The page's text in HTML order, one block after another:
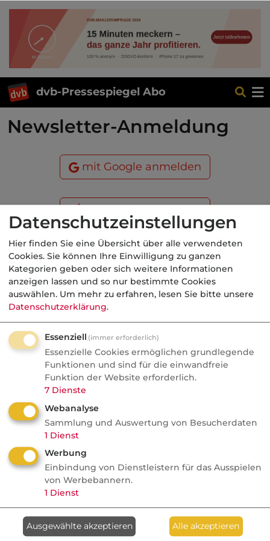
dvb-Pressespiegel Abo
Newsletter-Anmeldung
mit Google anmelden
mit Apple anmelden
oder
Newsletter dvb-Pressespiegel
inkl. Sonderausgabe (Produktinformationen aus der Branche)
Versicherungen (Beispiel)
Wirtschaft & Finanzen
Ich möchte eine Einladung zu der
jährlichen
Ich bin mit denAGB einverstanden und
Datenschutzeinstellungen
Hier finden Sie eine Übersicht über alle verwendeten
Cookies. Sie können Ihre Einwilligung zu ganzen
Kategorien geben oder sich weitere Informationen
anzeigen lassen und so nur bestimmte Cookies
auswählen. Um mehr zu erfahren, lesen Sie bitte unsere
Datenschutzerklärung.
Essenziell (immer erforderlich)
Essenzielle Cookies ermöglichen grundlegende
Funktionen und sind für die einwandfreie
Funktion der Website erforderlich.
7 Dienste
Webanalyse
Sammlung und Auswertung von Besucherdaten
1 Dienst
Werbung
Einbindung von Dienstleistern für das Ausspielen
von Werbebannern.
1 Dienst
Ausgewählte akzeptieren Alle akzeptieren